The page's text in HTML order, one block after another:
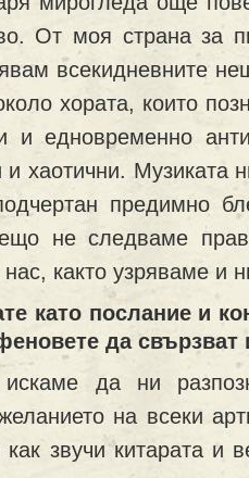
От моя страна за
всекидневните
хората, които
и едновременно
и хаотични. Музиката
предимно
не следваме
както узряваме и
като послание и
да
да ни
на всеки
звучи китарата и